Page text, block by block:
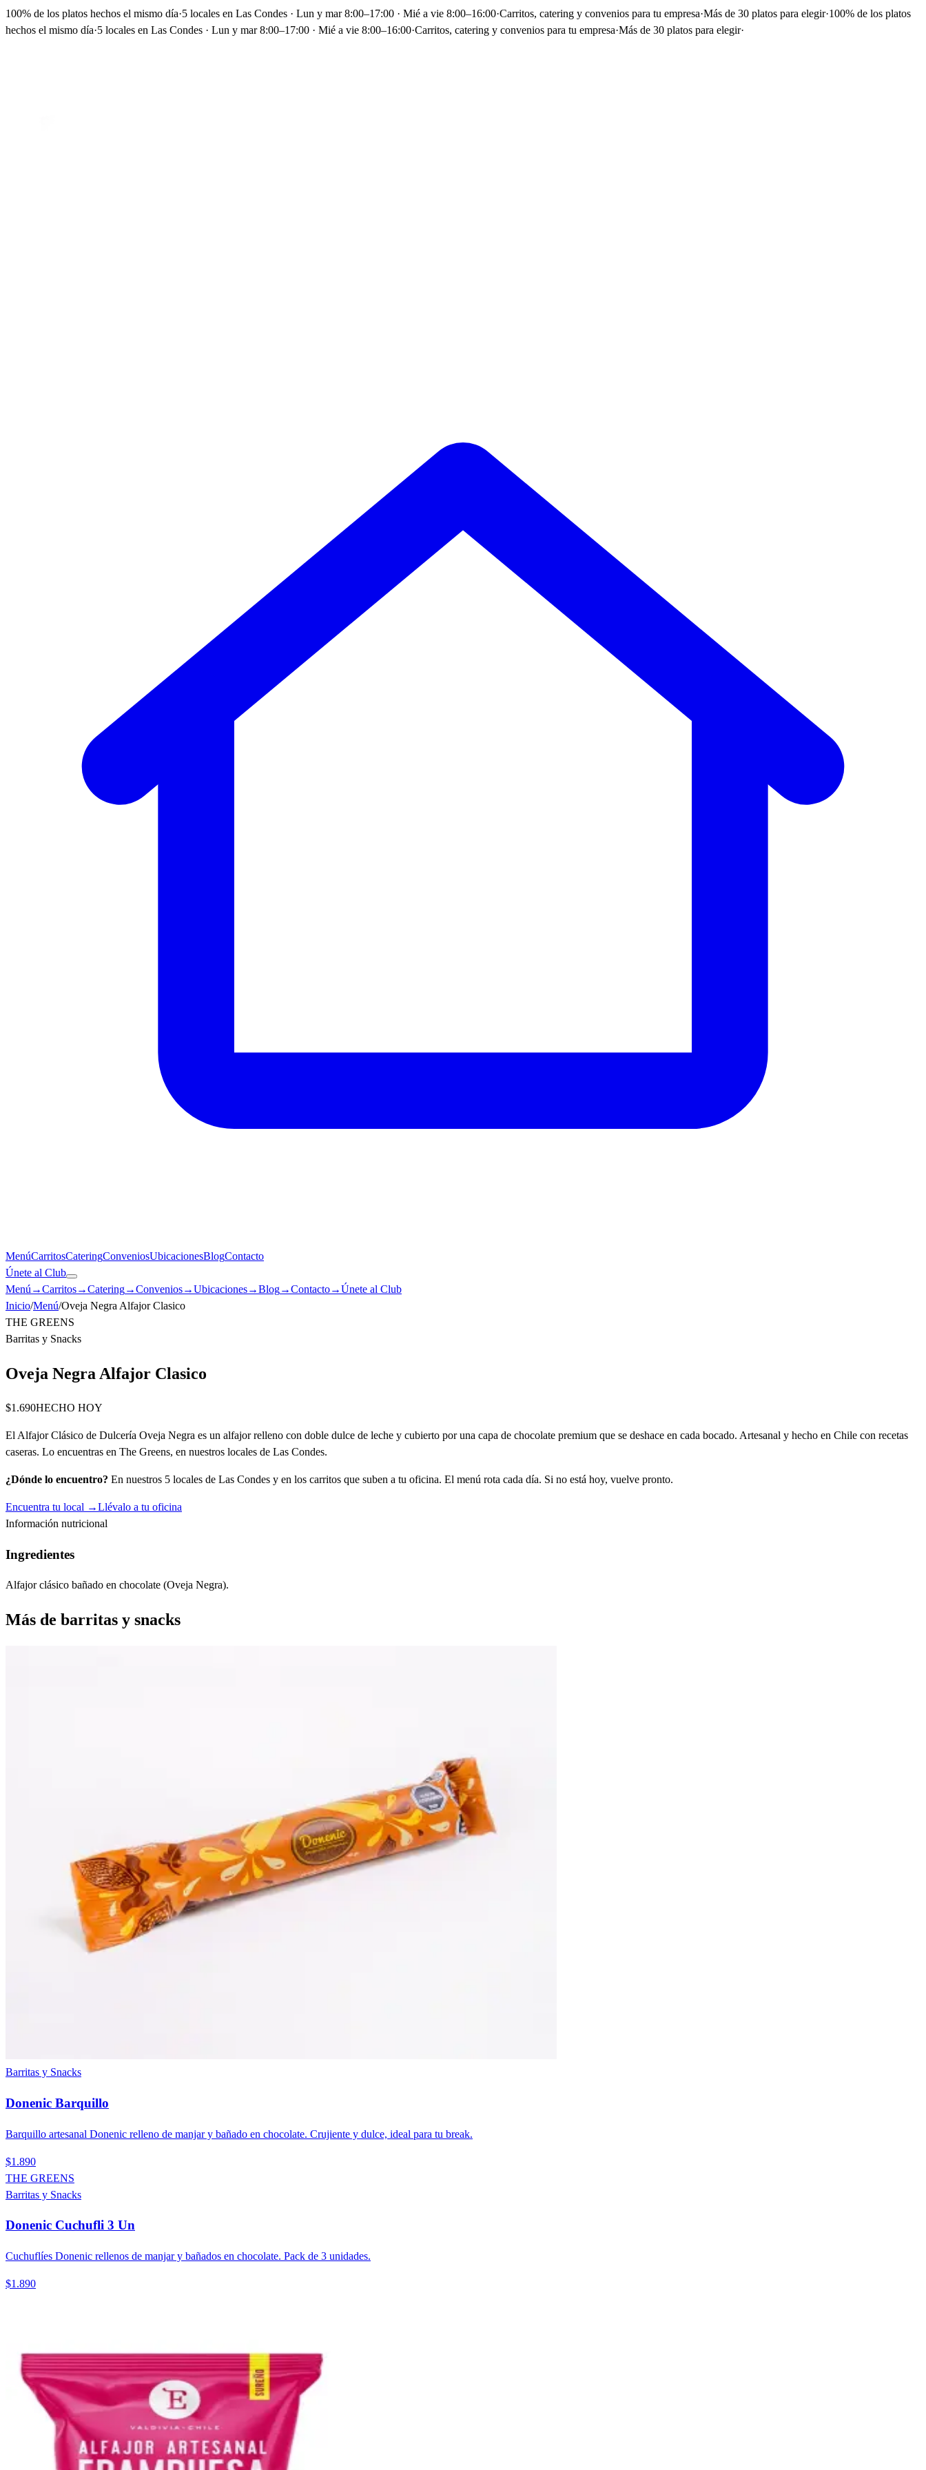
100% de los platos hechos el mismo día·5 locales en Las Condes · Lun y mar 8:00–17:00 · Mié a vie 8:00–16:00·Carritos, catering y convenios para tu empresa·Más de 30 platos para elegir·100% de los platos
hechos el mismo día·5 locales en Las Condes · Lun y mar 8:00–17:00 · Mié a vie 8:00–16:00·Carritos, catering y convenios para tu empresa·Más de 30 platos para elegir·
MenúCarritosCateringConveniosUbicacionesBlogContacto
Únete al Club
Menú →Carritos→Catering→Convenios→Ubicaciones→Blog→Contacto→Únete al Club
Inicio/Menú/Oveja Negra Alfajor Clasico
THE GREENS
Barritas y Snacks
Oveja Negra Alfajor Clasico
$1.690HECHO HOY
El Alfajor Clásico de Dulcería Oveja Negra es un alfajor relleno con doble dulce de leche y cubierto por una capa de chocolate premium que se deshace en cada bocado. Artesanal y hecho en Chile con recetas
caseras. Lo encuentras en The Greens, en nuestros locales de Las Condes.
¿Dónde lo encuentro? En nuestros 5 locales de Las Condes y en los carritos que suben a tu oficina. El menú rota cada día. Si no está hoy, vuelve pronto.
Encuentra tu local →Llévalo a tu oficina
Información nutricional
Ingredientes
Alfajor clásico bañado en chocolate (Oveja Negra).
Más de barritas y snacks
Barritas y Snacks
Donenic Barquillo
Barquillo artesanal Donenic relleno de manjar y bañado en chocolate. Crujiente y dulce, ideal para tu break.
$1.890
THE GREENS
Barritas y Snacks
Donenic Cuchufli 3 Un
Cuchuflíes Donenic rellenos de manjar y bañados en chocolate. Pack de 3 unidades.
$1.890